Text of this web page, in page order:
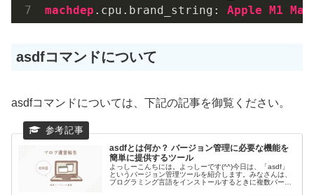
machdep .cpu .brand_string : Apple M1 Max
asdfコマンドについて
asdfコマンドについては、下記の記事を御覧ください。
asdfとは何か？ バージョン管理に必要な機能を
簡単に提供するツール
よっしーこんちには。よっしーです(^^)今日は、「asdf」
というバージョン管理ツールを紹介します。みなさんは、
プログラミング言語をインストールするときに複数バージ